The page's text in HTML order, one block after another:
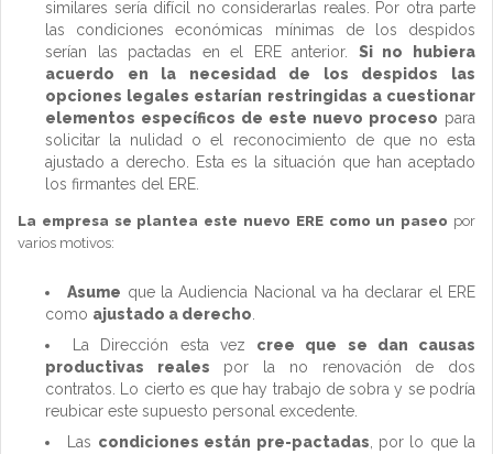
similares sería difícil no considerarlas reales. Por otra parte
las condiciones económicas mínimas de los despidos
serían las pactadas en el ERE anterior. Si no hubiera
acuerdo en la necesidad de los despidos las
opciones legales estarían restringidas a cuestionar
elementos específicos de este nuevo proceso para
solicitar la nulidad o el reconocimiento de que no esta
ajustado a derecho. Esta es la situación que han aceptado
los firmantes del ERE.
La empresa se plantea este nuevo ERE como un paseo por
varios motivos:
Asume que la Audiencia Nacional va ha declarar el ERE
como ajustado a derecho
La Dirección esta vez cree que se dan causas
productivas reales por la no renovación de dos
contratos. Lo cierto es que hay trabajo de sobra y se podría
reubicar este supuesto personal excedente.
Las condiciones están pre-pactadas , por lo que la